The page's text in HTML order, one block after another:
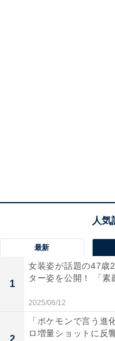
最新
1
女装姿が話題の47歳
ター姿を公開！ 「
2025/06/12
「ポケモンで言う進
ロ増量ショットに反